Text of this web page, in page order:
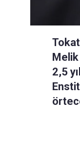
2,5